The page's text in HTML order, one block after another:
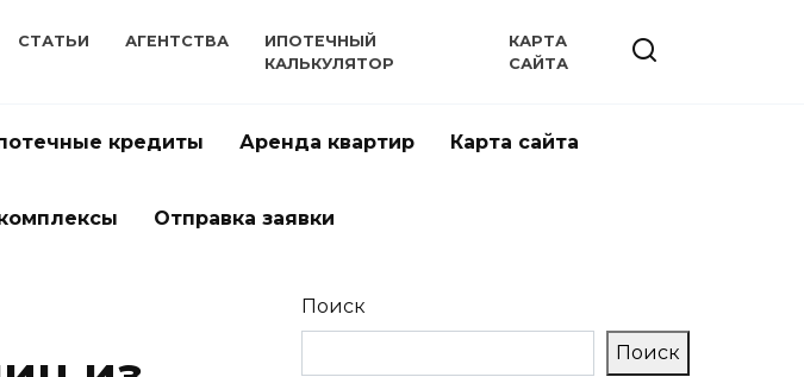
СТАТЬИ АГЕНТСТВА
ИПОТЕЧНЫЙ
КАЛЬКУЛЯТОР
КАРТА
САЙТА
кредиты Аренда квартир Карта сайта
Отправка заявки
Поиск
Поиск